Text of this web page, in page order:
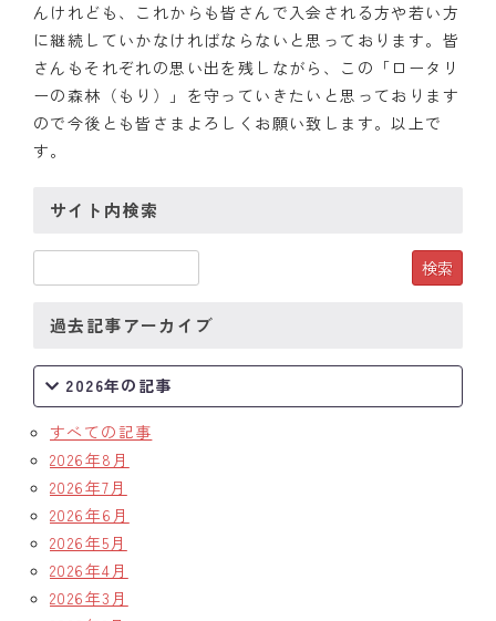
記念誌
案内
例会場・事務局の案内
リンク集
情報公開
んけれども、これからも皆さんで入会される方や若い方
に継続していかなければならないと思っております。皆
さんもそれぞれの思い出を残しながら、この「ロータリ
ーの森林（もり）」を守っていきたいと思っております
ので今後とも皆さまよろしくお願い致します。以上で
す。
サイト内検索
過去記事アーカイブ
2026年の記事
すべての記事
2026年8月
2026年7月
2026年6月
2026年5月
2026年4月
2026年3月